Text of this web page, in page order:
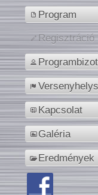
Program
Regisztráció
Kapcsolat
Galéria
Eredmények